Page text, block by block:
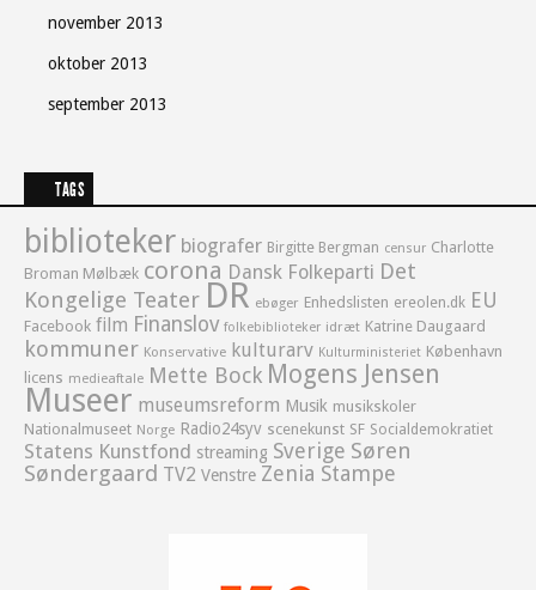
november 2013
oktober 2013
september 2013
TAGS
biblioteker biografer Birgitte Bergman censur Charlotte
Broman Mølbæk corona Dansk Folkeparti Det
Kongelige Teater DR ebøger Enhedslisten ereolen.dk EU
Facebook film Finanslov folkebiblioteker idræt Katrine Daugaard
kommuner Konservative kulturarv Kulturministeriet København
licens medieaftale Mette Bock Mogens Jensen
Museer museumsreform Musik musikskoler
Nationalmuseet Norge Radio24syv scenekunst SF Socialdemokratiet
Statens Kunstfond streaming Sverige Søren
Søndergaard TV2 Venstre Zenia Stampe